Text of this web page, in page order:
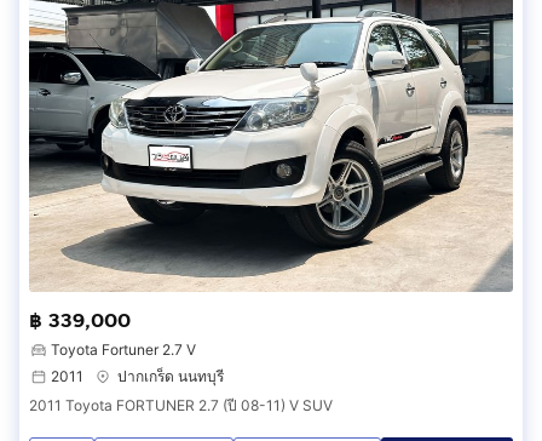
฿ 339,000
Toyota Fortuner 2.7 V
2011
ปากเกร็ด นนทบุรี
2011 Toyota FORTUNER 2.7 (ปี 08-11) V SUV